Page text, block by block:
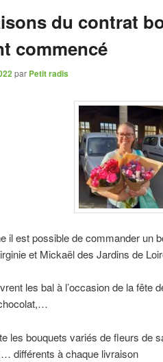
du contrat
commencé
par Petit radis
il est possible de commander un
et Mickaël des Jardins de
les bal à l’occasion de la fête
les bouquets variés de fleurs de
différents à chaque livraison